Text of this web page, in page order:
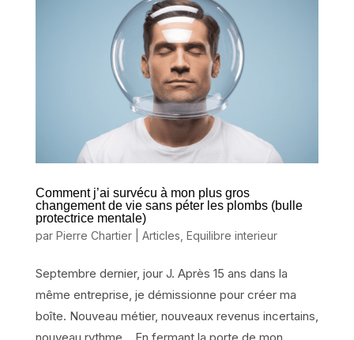
Comment j’ai survécu à mon plus gros
changement de vie sans péter les plombs (bulle
protectrice mentale)
par Pierre Chartier| Articles Equilibre interieur
Septembre dernier, jour J. Après 15 ans dans la
même entreprise, je démissionne pour créer ma
boîte. Nouveau métier, nouveaux revenus incertains,